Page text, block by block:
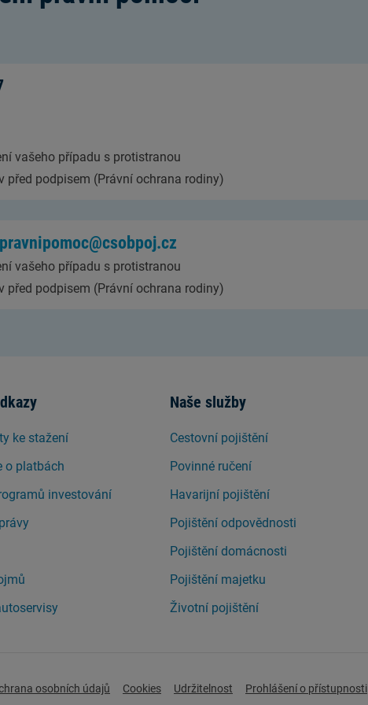
vašeho případu s protistranou
před podpisem (Právní ochrana rodiny)
pravnipomoc@csobpoj.cz
vašeho případu s protistranou
před podpisem (Právní ochrana rodiny)
ke stažení
o platbách
investování
Naše služby
Cestovní pojištění
Povinné ručení
Havarijní pojištění
Pojištění odpovědnosti
Pojištění domácnosti
Pojištění majetku
Životní pojištění
osobních údajů Cookies Udržitelnost Prohlášení o přístupnosti